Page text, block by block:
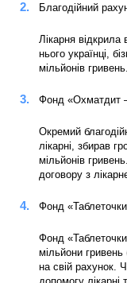
Благодійний
Лікарня
нього українці,
мільйонів гривень.
Фонд «Охматдит
Окремий
лікарні, збирав
мільйонів
договору з
Фонд
Фонд
мільйони
на свій рахунок.